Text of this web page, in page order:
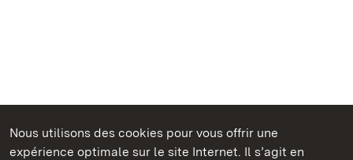
Nous utilisons des cookies pour vous offrir une
expérience optimale sur le site Internet. Il s’agit en
Châteaux et jardins publics du Bade-Wurtemberg